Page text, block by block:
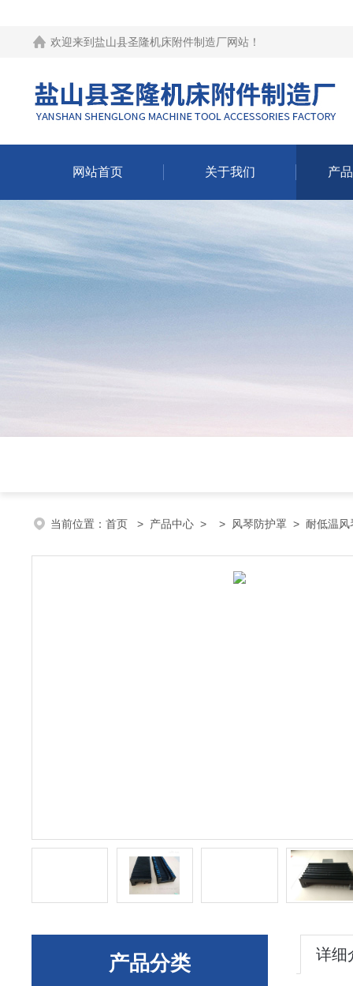
欢迎来到 盐山县圣隆机床附件制造厂网站 ！
网站首页 关于我们 产
当前位置： 首页 > 产品中心 > > 风琴防护罩 > 耐低温风
产品分类 详细